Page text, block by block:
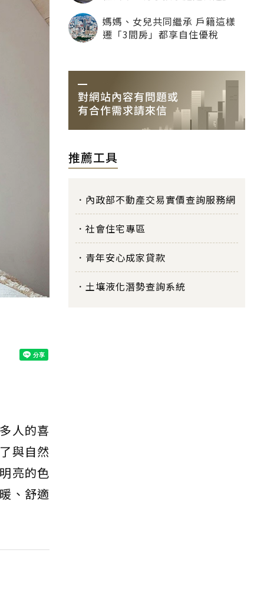
人的喜
與自然
亮的色
、舒適
媽媽、女兒共同繼承 戶籍這樣
遷「3間房」都享自住優稅
推薦工具
內政部不動產交易實價查詢服務網
社會住宅專區
青年安心成家貸款
土壤液化潛勢查詢系統